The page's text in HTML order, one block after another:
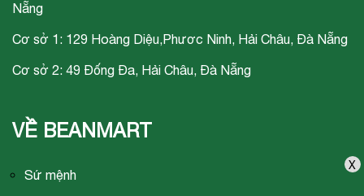
X
Nẵng
Cơ sở 1: 129 Hoàng Diệu,Phươc Ninh, Hải Châu, Đà Nẵng
Cơ sở 2: 49 Đống Đa, Hải Châu, Đà Nẵng
VỀ BEANMART
Sứ mệnh